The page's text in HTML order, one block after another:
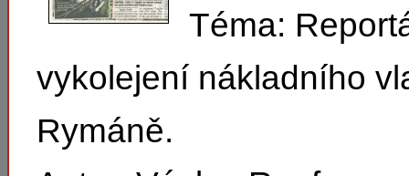
Téma:
vykolejení nákladního
Rymáně.